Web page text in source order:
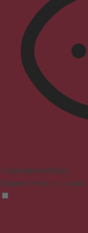
Vision Impaired Mode
Enhances website's visuals